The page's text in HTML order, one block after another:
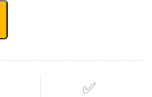
✅